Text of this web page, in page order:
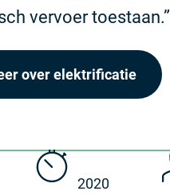
vervoer toestaan.”
over elektrificatie
2020